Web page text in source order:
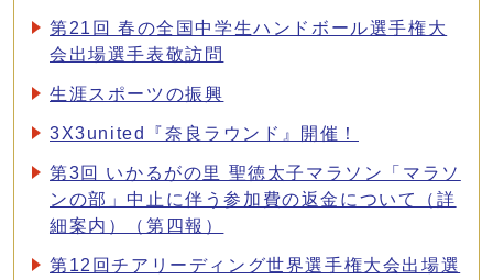
第21回 春の全国中学生ハンドボール選手権大
会出場選手表敬訪問
生涯スポーツの振興
3X3united『奈良ラウンド』開催！
第3回 いかるがの里 聖徳太子マラソン「マラソ
ンの部」中止に伴う参加費の返金について（詳
細案内）（第四報）
第12回チアリーディング世界選手権大会出場選